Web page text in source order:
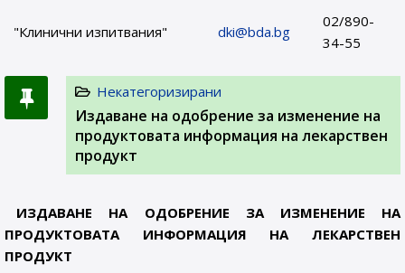
"Клинични изпитвания" dki@bda.bg
02/890-
34-55
Некатегоризирани
Издаване на одобрение за изменение на
продуктовата информация на лекарствен
продукт
ИЗДАВАНЕ НА ОДОБРЕНИЕ ЗА ИЗМЕНЕНИЕ НА
ПРОДУКТОВАТА ИНФОРМАЦИЯ НА ЛЕКАРСТВЕН
ПРОДУКТ